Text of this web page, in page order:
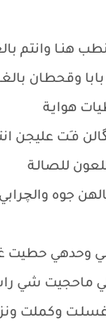
هنـا وانتم
وقحطان
فـَت عليجن
للصالـة
جوه
وحدهي حطيت
ماحجيت شي
وكملت